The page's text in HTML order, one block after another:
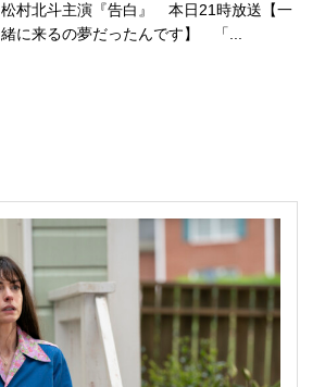
松村北斗主演『告白』 本日21時放送【一
緒に来るの夢だったんです】 「...